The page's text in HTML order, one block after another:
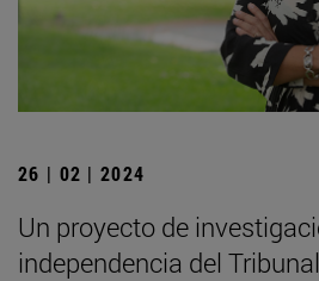
26 | 02 | 2024
Un proyecto de
independencia del